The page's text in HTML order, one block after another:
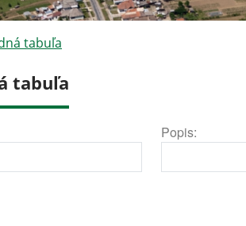
tabuľa
tabuľa
Popis: